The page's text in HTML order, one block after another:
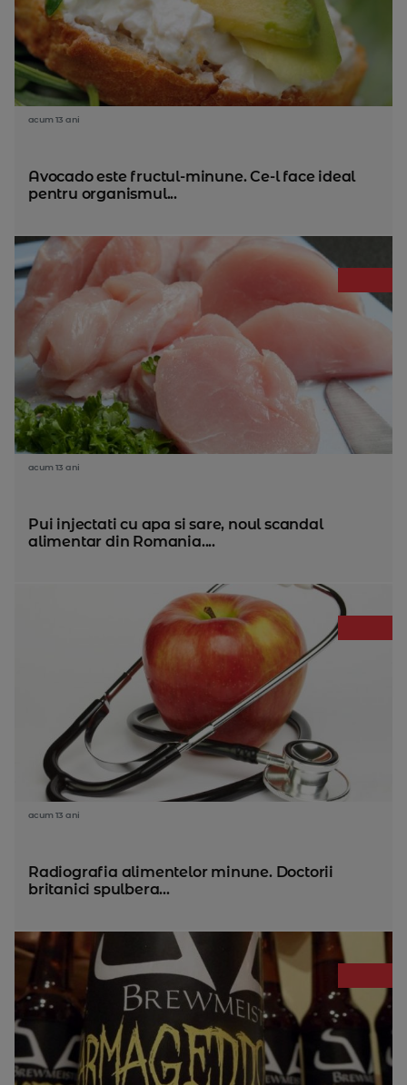
acum 13 ani
Avocado este fructul-minune. Ce-l face ideal
pentru organismul...
acum 13 ani
Pui injectati cu apa si sare, noul scandal
alimentar din Romania....
acum 13 ani
Radiografia alimentelor minune. Doctorii
britanici spulbera...